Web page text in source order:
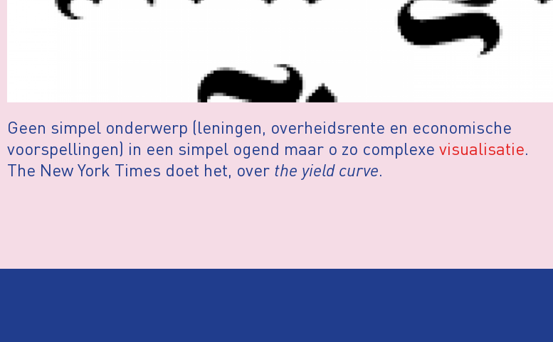
Geen simpel onderwerp (leningen, overheidsrente en economische
voorspellingen) in een simpel ogend maar o zo complexe visualisatie.
The New York Times doet het, over the yield curve.